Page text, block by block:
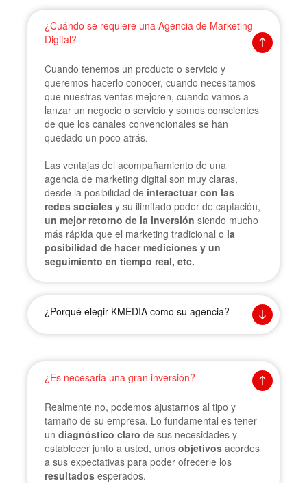
¿Cuándo se requiere una Agencia de Marketing
Digital?
Cuando tenemos un producto o servicio y
queremos hacerlo conocer, cuando necesitamos
que nuestras ventas mejoren, cuando vamos a
lanzar un negocio o servicio y somos conscientes
de que los canales convencionales se han
quedado un poco atrás.
Las ventajas del acompañamiento de una
agencia de marketing digital son muy claras,
desde la posibilidad de interactuar con las
redes sociales y su ilimitado poder de captación,
un mejor retorno de la inversión siendo mucho
más rápida que el marketing tradicional o la
posibilidad de hacer mediciones y un
seguimiento en tiempo real, etc.
¿Porqué elegir KMEDIA como su agencia?
¿Es necesaria una gran inversión?
Realmente no, podemos ajustarnos al tipo y
tamaño de su empresa. Lo fundamental es tener
un diagnóstico claro de sus necesidades y
establecer junto a usted, unos objetivos acordes
a sus expectativas para poder ofrecerle los
resultados esperados.